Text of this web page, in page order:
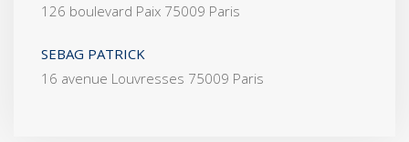
126 boulevard Paix 75009 Paris
SEBAG PATRICK
16 avenue Louvresses 75009 Paris